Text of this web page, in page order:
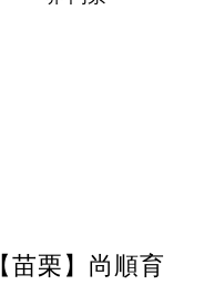
【苗栗】尚順育